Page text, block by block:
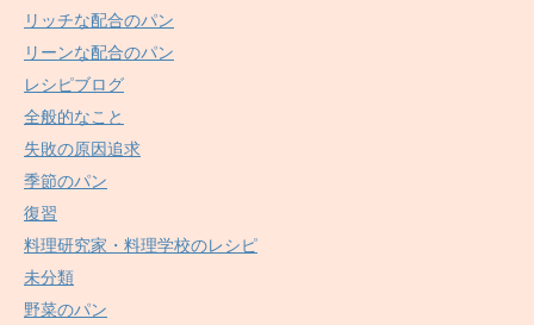
リッチな配合のパン
リーンな配合のパン
レシピブログ
全般的なこと
失敗の原因追求
季節のパン
復習
料理研究家・料理学校のレシピ
未分類
野菜のパン